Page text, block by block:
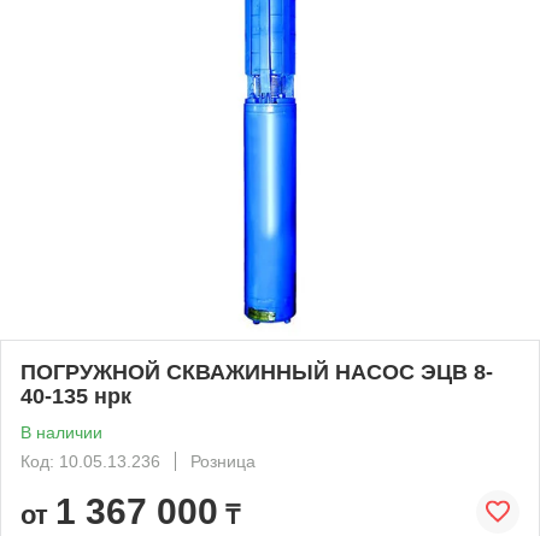
ПОГРУЖНОЙ СКВАЖИННЫЙ НАСОС ЭЦВ 8-
40-135 нрк
В наличии
Код: 10.05.13.236
Розница
от 1 367 000 ₸